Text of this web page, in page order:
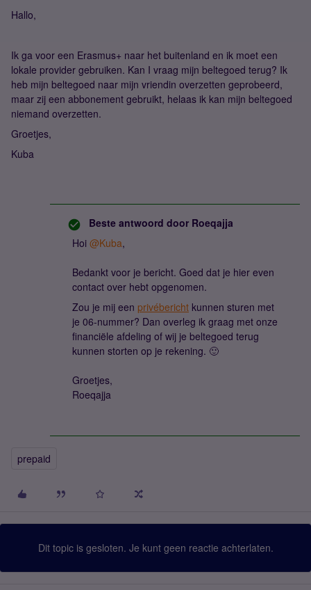
Hallo,
Ik ga voor een Erasmus+ naar het buitenland en ik moet een
lokale provider gebruiken. Kan I vraag mijn beltegoed terug? Ik
heb mijn beltegoed naar mijn vriendin overzetten geprobeerd,
maar zij een abbonement gebruikt, helaas ik kan mijn beltegoed
niemand overzetten.
Groetjes,
Kuba
Beste antwoord door Roeqajja
Hoi @Kuba,
Bedankt voor je bericht. Goed dat je hier even
contact over hebt opgenomen.
Zou je mij een privébericht kunnen sturen met
je 06-nummer? Dan overleg ik graag met onze
financiële afdeling of wij je beltegoed terug
kunnen storten op je rekening. 🙂
Groetjes,
Roeqajja
prepaid
Dit topic is gesloten. Je kunt geen reactie achterlaten.